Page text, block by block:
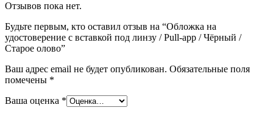
Отзывов пока нет.
Будьте первым, кто оставил отзыв на “Обложка на
удостоверение с вставкой под линзу / Pull-app / Чёрный /
Старое олово”
Ваш адрес email не будет опубликован. Обязательные поля
помечены *
Ваша оценка *